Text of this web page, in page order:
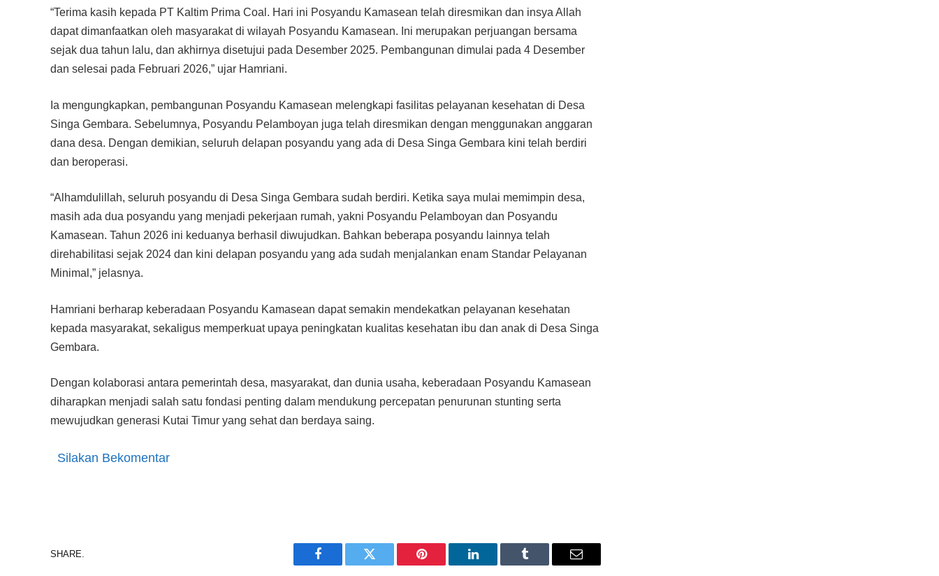
“Terima kasih kepada PT Kaltim Prima Coal. Hari ini Posyandu Kamasean telah diresmikan dan insya Allah
dapat dimanfaatkan oleh masyarakat di wilayah Posyandu Kamasean. Ini merupakan perjuangan bersama
sejak dua tahun lalu, dan akhirnya disetujui pada Desember 2025. Pembangunan dimulai pada 4 Desember
dan selesai pada Februari 2026,” ujar Hamriani.
Ia mengungkapkan, pembangunan Posyandu Kamasean melengkapi fasilitas pelayanan kesehatan di Desa
Singa Gembara. Sebelumnya, Posyandu Pelamboyan juga telah diresmikan dengan menggunakan anggaran
dana desa. Dengan demikian, seluruh delapan posyandu yang ada di Desa Singa Gembara kini telah berdiri
dan beroperasi.
“Alhamdulillah, seluruh posyandu di Desa Singa Gembara sudah berdiri. Ketika saya mulai memimpin desa,
masih ada dua posyandu yang menjadi pekerjaan rumah, yakni Posyandu Pelamboyan dan Posyandu
Kamasean. Tahun 2026 ini keduanya berhasil diwujudkan. Bahkan beberapa posyandu lainnya telah
direhabilitasi sejak 2024 dan kini delapan posyandu yang ada sudah menjalankan enam Standar Pelayanan
Minimal,” jelasnya.
Hamriani berharap keberadaan Posyandu Kamasean dapat semakin mendekatkan pelayanan kesehatan
kepada masyarakat, sekaligus memperkuat upaya peningkatan kualitas kesehatan ibu dan anak di Desa Singa
Gembara.
Dengan kolaborasi antara pemerintah desa, masyarakat, dan dunia usaha, keberadaan Posyandu Kamasean
diharapkan menjadi salah satu fondasi penting dalam mendukung percepatan penurunan stunting serta
mewujudkan generasi Kutai Timur yang sehat dan berdaya saing.
Silakan Bekomentar
SHARE.
Facebook Twitter Pinterest LinkedIn Tumblr Email